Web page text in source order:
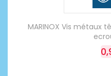
MARINOX Vis métaux